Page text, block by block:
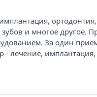
и многое другое.
За один
- лечение,